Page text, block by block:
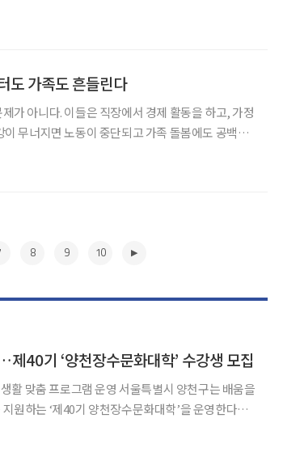
도 가족도 흔들린다
가 아니다. 이들은 직장에서 경제 활동을 하고, 가정
무너지면 노동이 중단되고 가족 돌봄에도 공백이
8 9 10
40기 ‘양천장수문화대학’ 수강생 모집
운영 서울특별시 양천구는 배움을
원하는 ‘제40기 양천장수문화대학’을 운영한다고